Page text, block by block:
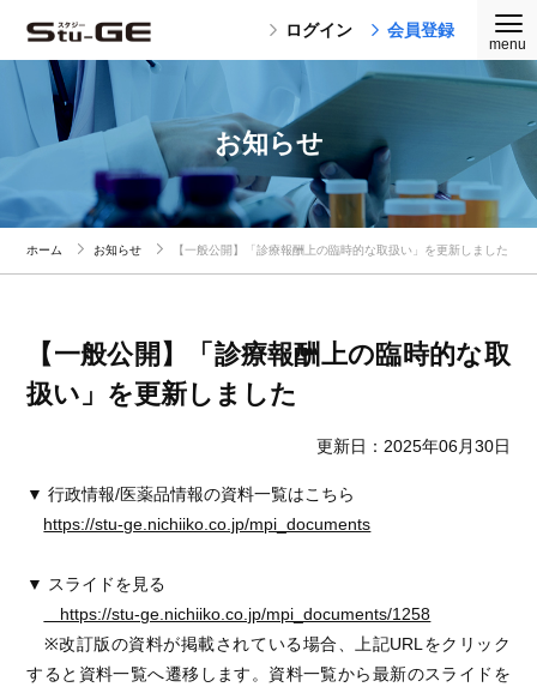
ログイン 会員登録
お知らせ
ホーム お知らせ 【一般公開】「診療報酬上の臨時的な取扱い」を更新しました
【一般公開】「診療報酬上の臨時的な取
扱い」を更新しました
更新日：2025年06月30日
▼ 行政情報/医薬品情報の資料一覧はこちら
https://stu-ge.nichiiko.co.jp/mpi_documents
▼ スライドを見る
https://stu-ge.nichiiko.co.jp/mpi_documents/1258
※改訂版の資料が掲載されている場合、上記URLをクリック
すると資料一覧へ遷移します。資料一覧から最新のスライドを